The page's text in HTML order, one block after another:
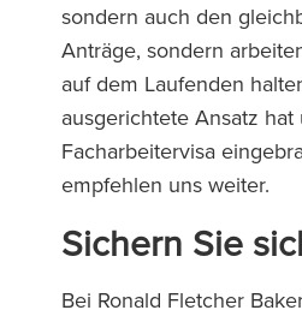
sondern auch den
Anträge, sondern
auf dem Laufenden
ausgerichtete Ansatz
Facharbeitervisa
empfehlen uns weiter.
Sichern Sie
Bei Ronald Fletcher